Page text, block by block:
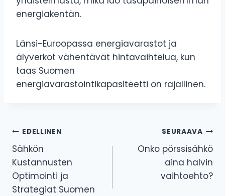
energiakentän.
Länsi-Euroopassa energiavarastot ja
älyverkot vähentävät hintavaihtelua, kun
taas Suomen
energiavarastointikapasiteetti on rajallinen.
Artikkelien
selaus
EDELLINEN
Sähkön
Kustannusten
Optimointi ja
Strategiat Suomen
SEURAAVA
Onko pörssisähkö
aina halvin
vaihtoehto?